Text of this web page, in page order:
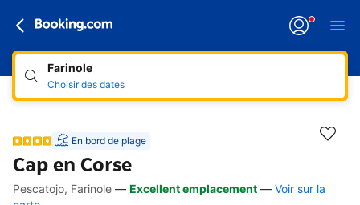
Farinole
Choisir des dates
En bord de plage
Cap en Corse
Accès rapides
Aller à la description
Aller aux équipements
Aller aux hébergements
Aller aux conditions
Pescatojo, Farinole — Excellent emplacement — Voir sur la